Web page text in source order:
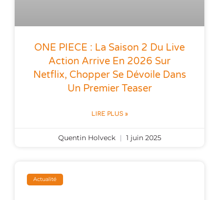
ONE PIECE : La Saison 2 Du Live
Action Arrive En 2026 Sur
Netflix, Chopper Se Dévoile Dans
Un Premier Teaser
LIRE PLUS »
Quentin Holveck 1 juin 2025
Actualité